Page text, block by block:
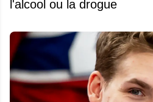
l'alcool ou la drogue